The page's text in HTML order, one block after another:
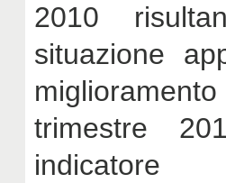
2010
situazione
trimestre